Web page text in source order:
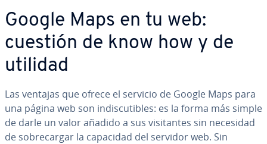
Google Maps en tu web:
cuestión de know how y de
utilidad
Las ventajas que ofrece el servicio de Google Maps para
una página web son in­di­s­cu­ti­bles: es la forma más simple
de darle un valor añadido a sus vi­si­ta­n­tes sin necesidad
de so­bre­ca­r­gar la capacidad del servidor web. Sin